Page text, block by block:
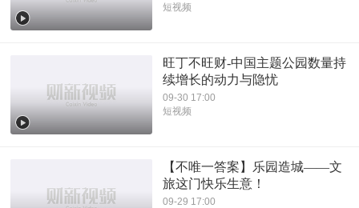
短视频
旺丁不旺财-中国主题公园数量持
续增长的动力与隐忧
09-30 17:00
短视频
【不唯一答案】乐园造城——文
旅这门快乐生意！
09-29 17:00